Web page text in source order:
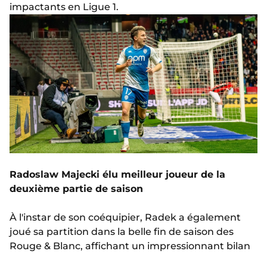
impactants en Ligue 1.
Radoslaw Majecki élu meilleur joueur de la
deuxième partie de saison
À l'instar de son coéquipier, Radek a également
joué sa partition dans la belle fin de saison des
Rouge & Blanc, affichant un impressionnant bilan